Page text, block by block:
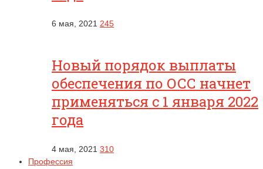
6 мая, 2021 245
Новый порядок выплаты
обеспечения по ОСС начнет
применяться с 1 января 2022
года
4 мая, 2021 310
Профессия